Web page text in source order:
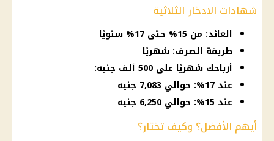
شهادات الادخار الثلاثية
العائد: من 15% حتى 17% سنويًا
طريقة الصرف: شهريًا
أرباحك شهريًا على 500 ألف جنيه:
عند 17%: حوالي 7,083 جنيه
عند 15%: حوالي 6,250 جنيه
أيهم الأفضل؟ وكيف تختار؟